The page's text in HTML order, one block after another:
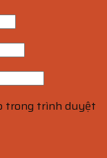
trong trình duyệt